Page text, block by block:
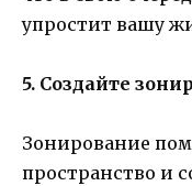
упростит вашу
5. Создайте
Зонирование
пространство и